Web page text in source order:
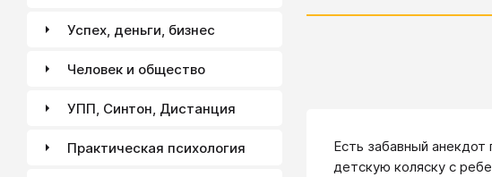
Есть забавный
детскую коляску с
Успех, деньги, бизнес
Человек и общество
УПП, Синтон, Дистанция
Практическая психология